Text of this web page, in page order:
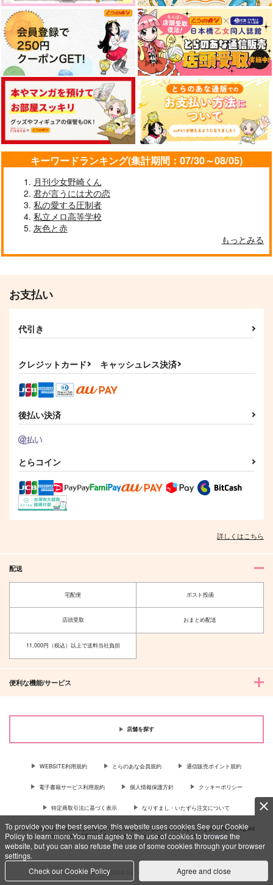
To provide you the best service, this website uses cookies.See our Cookie
Policy to learn more.You must agree to the use of cookies to browse the
website, but you can also refuse the use of some cookies through your browser
settings.
Check our Cookie Policy
Agree and close
キーワードランキング(集計期間：07/30～08/05)
月刊少女野崎くん
君が言うには犬の恋
私の愛する圧制者
私立メロ高等学校
灰色と赤
もっとみる
お支払い
代引き
クレジットカード キャッシュレス決済
後払い決済
とらコイン
詳しくはこちら
配送
宅配便 ポスト投函
店頭受取 おまとめ配送
11,000円（税込）以上で送料当社負担
便利な機能/サービス
店舗を探す
WEBSITE利用規約 とらのあな会員規約 通信販売ポイント規約
電子書籍サービス利用規約 個人情報保護方針 クッキーポリシー
特定商取引法に基づく表示 なりすまし・いたずら注文について
For Overseas customer, now you can ship your purchases by using purchases agent
services “AOCS”! Click {more…} for more information …more
c TORANOANA Inc, All Rights Reserved.